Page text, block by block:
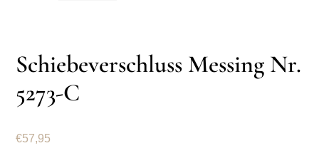
Schiebeverschluss Messing Nr.
5273-C
€57,95